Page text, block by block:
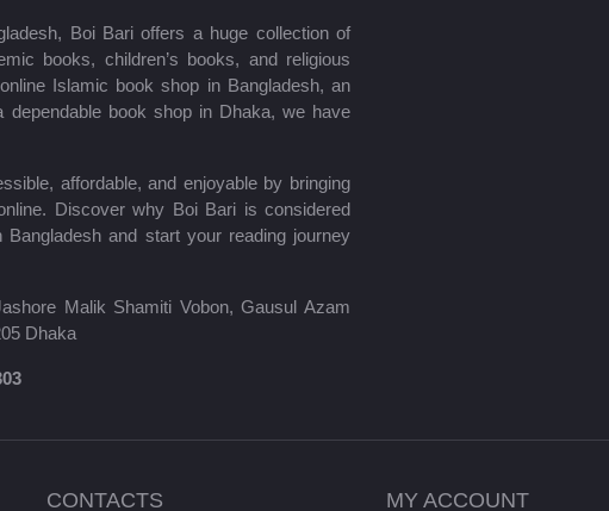
Boi Bari offers a huge collection of
books, children’s books, and religious
Islamic book shop in Bangladesh, an
book shop in Dhaka, we have
affordable, and enjoyable by bringing
Discover why Boi Bari is considered
and start your reading journey
Malik Shamiti Vobon, Gausul Azam
Dhaka
CONTACTS MY ACCOUNT